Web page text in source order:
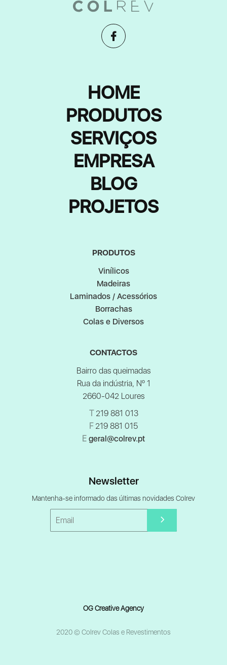
HOME
PRODUTOS
SERVIÇOS
EMPRESA
BLOG
PROJETOS
PRODUTOS
Vinílicos
Madeiras
Laminados / Acessórios
Borrachas
Colas e Diversos
CONTACTOS
Bairro das queimadas
Rua da indústria, Nº 1
2660-042 Loures
T219 881 013
F219 881 015
E geral@colrev.pt
Newsletter
Mantenha-se informado das últimas novidades Colrev
OG Creative Agency
2020 © Colrev Colas e Revestimentos